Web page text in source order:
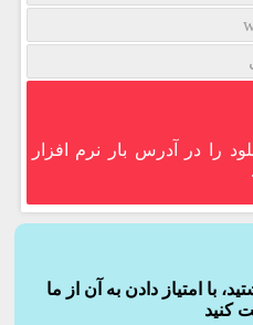
را در آدرس بار نرم افزار
با امتیاز دادن به آن از ما